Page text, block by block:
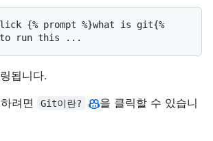
{% prompt %}what is git{%
됩니다.
려면
Git이란?
을 클릭할 수 있습니